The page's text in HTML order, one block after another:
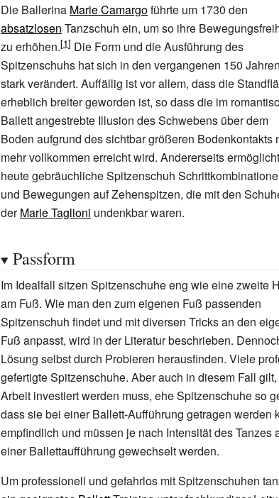
Die Ballerina Marie Camargoführte um 1730 den
absatzlosen Tanzschuh ein, um so ihre
zu erhöhen.
Die Form und die Ausführung des
Spitzenschuhs hat sich in den vergangenen 150 Jahren
stark verändert. Auffällig ist vor allem, dass die
erheblich breiter geworden ist, so dass die im
Ballett angestrebte Illusion des Schwebens über dem
Boden aufgrund des sichtbar größeren Bodenkontakts
mehr vollkommen erreicht wird. Andererseits
heute gebräuchliche Spitzenschuh
und Bewegungen auf Zehenspitzen, die mit den
derMarie Taglioni undenkbar waren.
Passform
Im Idealfall sitzen Spitzenschuhe eng wie eine zweite
am Fuß. Wie man den zum eigenen Fuß passenden
Spitzenschuh findet und mit diversen Tricks an den
Fuß anpasst, wird in der Literatur beschrieben.
Lösung selbst durch Probieren herausfinden. Viele
gefertigte Spitzenschuhe. Aber auch in diesem Fall
Arbeit investiert werden muss, ehe Spitzenschuhe so
dass sie bei einer Ballett-Aufführung getragen werden
empfindlich und müssen je nach Intensität des
einer Ballettaufführung gewechselt werden.
Um professionell und gefahrlos mit Spitzenschuhen